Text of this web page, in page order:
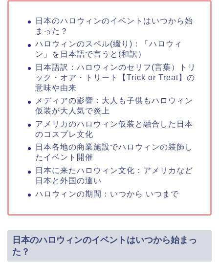
日本のハロウィンのイベントはいつから始
まった？
ハロウィンのスペル(綴り)：「ハロウィ
ン」を日本語で言うと(和訳）
日本語訳：ハロウィンのセリフ(言葉）トリ
ック・オア・トリート【Trick or Treat】の
意味や由来
メディアの影響：大人も子供もハロウィン
仮装が大人気で炎上
アメリカのハロウィン仮装と融合した日本
のコスプレ文化
日本各地の商業施設でハロウィンの装飾し
たイベント開催
日本に来たハロウィン文化：アメリカなど
日本と外国の違い
ハロウィンの期間：いつから いつまで
日本のハロウィンのイベントはいつから始まっ
た？